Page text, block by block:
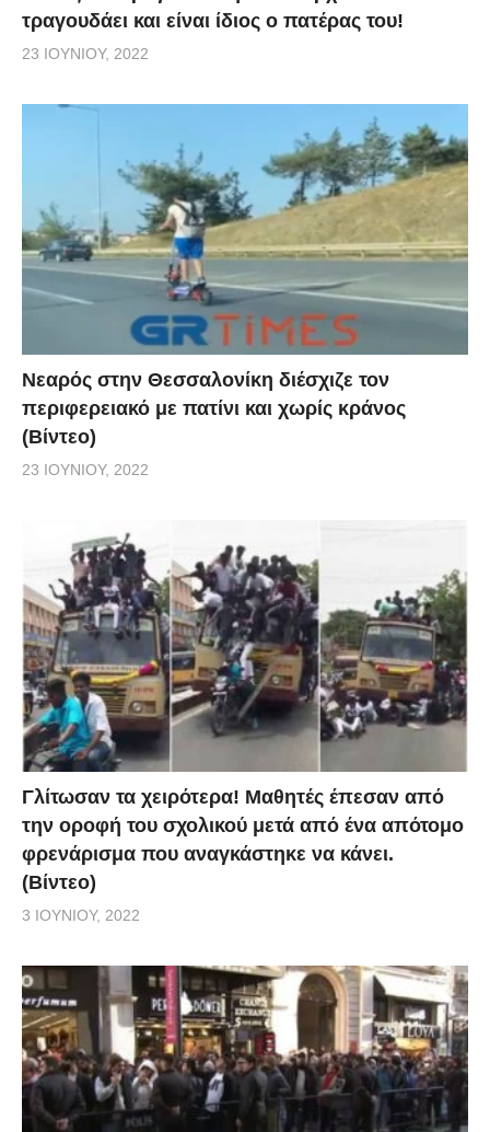
τραγουδάει και είναι ίδιος ο πατέρας του!
23 ΙΟΥΝΊΟΥ, 2022
Νεαρός στην Θεσσαλονίκη διέσχιζε τον
περιφερειακό με πατίνι και χωρίς κράνος
(Βίντεο)
23 ΙΟΥΝΊΟΥ, 2022
Γλίτωσαν τα χειρότερα! Μαθητές έπεσαν από
την οροφή του σχολικού μετά από ένα απότομο
φρενάρισμα που αναγκάστηκε να κάνει.
(Βίντεο)
3 ΙΟΥΝΊΟΥ, 2022